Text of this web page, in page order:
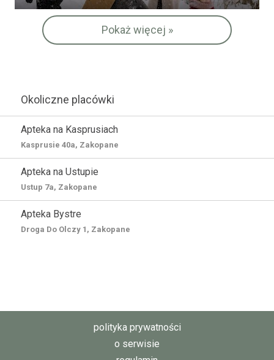
Pokaż więcej »
Okoliczne placówki
Apteka na Kasprusiach
Kasprusie 40a, Zakopane
Apteka na Ustupie
Ustup 7a, Zakopane
Apteka Bystre
Droga Do Olczy 1, Zakopane
polityka prywatności
o serwisie